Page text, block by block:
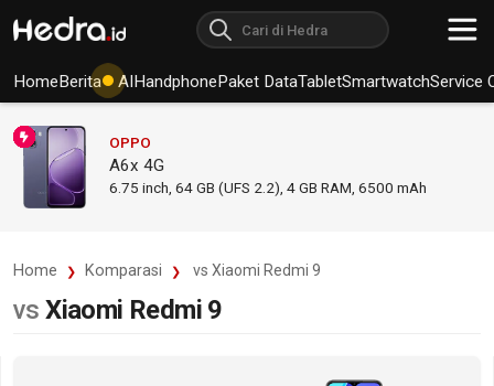
HomeBerita AIHandphonePaket DataTabletSmartwatchService
OPPO
A6x 4G
6.75 inch, 64 GB (UFS 2.2), 4 GB RAM 6500 mAh
Home Komparasi vs Xiaomi Redmi 9
vsXiaomi Redmi 9